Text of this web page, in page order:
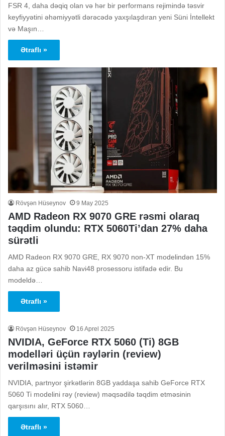
FSR 4, daha dəqiq olan və hər bir performans rejimində təsvir
keyfiyyətini əhəmiyyətli dərəcədə yaxşılaşdıran yeni Süni İntellekt
və Maşın…
Ətraflı »
Rövşən Hüseynov 9 May 2025
AMD Radeon RX 9070 GRE rəsmi olaraq
təqdim olundu: RTX 5060Ti’dan 27% daha
sürətli
AMD Radeon RX 9070 GRE, RX 9070 non-XT modelindən 15%
daha az gücə sahib Navi48 prosessoru istifadə edir. Bu
modeldə…
Ətraflı »
Rövşən Hüseynov 16 Aprel 2025
NVIDIA, GeForce RTX 5060 (Ti) 8GB
modelləri üçün rəylərin (review)
verilməsini istəmir
NVIDIA, partnyor şirkətlərin 8GB yaddaşa sahib GeForce RTX
5060 Ti modelini rəy (review) məqsədilə təqdim etməsinin
qarşısını alır, RTX 5060…
Ətraflı »